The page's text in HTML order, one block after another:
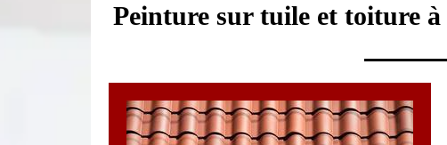
Peinture sur tuile et toiture à